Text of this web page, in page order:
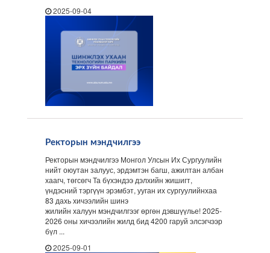
2025-09-04
Ректорын мэндчилгээ
Ректорын мэндчилгээ Монгол Улсын Их Сургуулийн
нийт оюутан залуус, эрдэмтэн багш, ажилтан албан
хаагч, төгсөгч Та бүхэндээ дэлхийн жишигт,
үндэсний тэргүүн эрэмбэт, ууган их сургуулийнхаа
83 дахь хичээлийн шинэ
жилийн халуун мэндчилгээг өргөн дэвшүүлье! 2025-
2026 оны хичээлийн жилд бид 4200 гаруй элсэгчээр
бүл ...
2025-09-01